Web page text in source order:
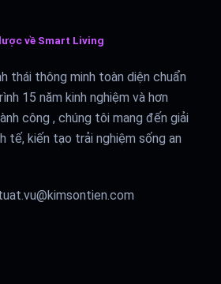
về Smart Living
thái thông minh toàn diện chuẩn
15 năm kinh nghiệm và hơn
công , chúng tôi mang đến giải
tế, kiến tạo trải nghiệm sống an